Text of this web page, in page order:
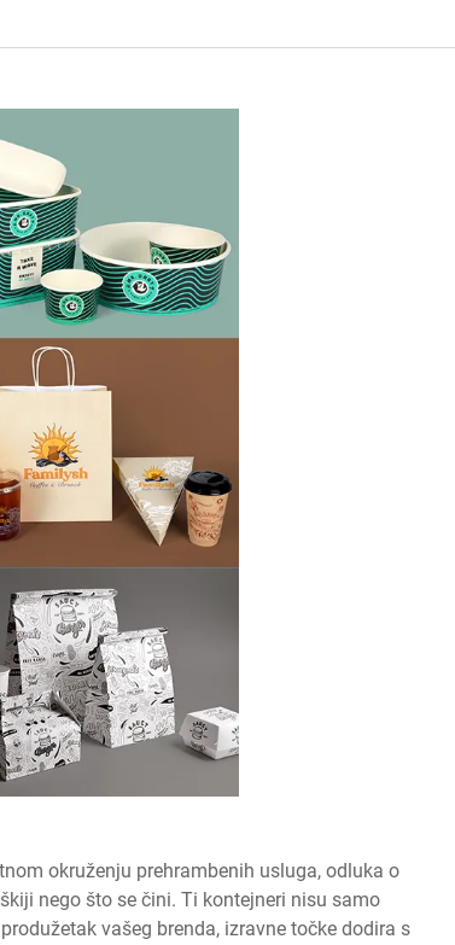
okruženju prehrambenih usluga, odluka o
nego što se čini. Ti kontejneri nisu samo
vašeg brenda, izravne točke dodira s